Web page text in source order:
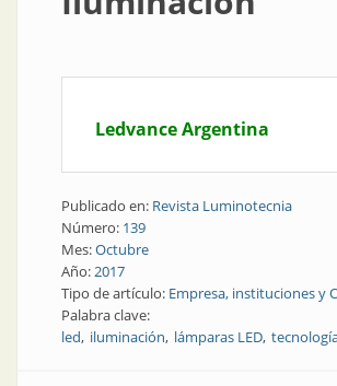
Ledvance Argentina
Publicado en: Revista Luminotecnia
Número: 139
Mes:Octubre
Año:2017
Tipo de artículo: Empresa, instituciones y
Palabra clave:
led iluminación lámparas LED